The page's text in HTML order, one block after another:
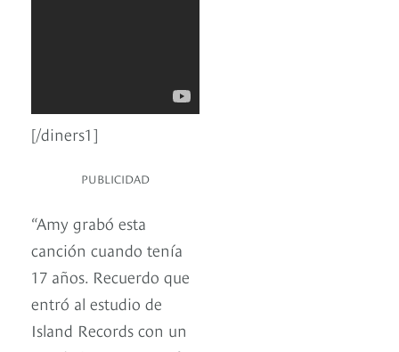
[/diners1]
PUBLICIDAD
“Amy grabó esta
canción cuando tenía
17 años. Recuerdo que
entró al estudio de
Island Records con un